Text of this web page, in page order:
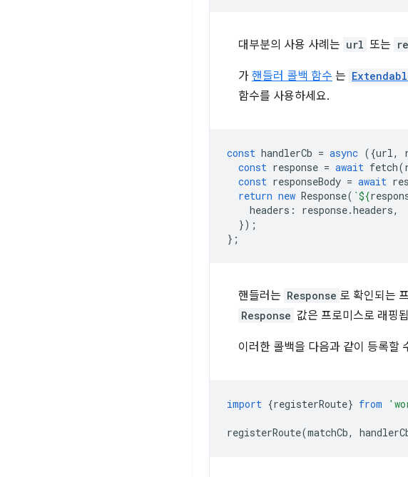
대부분의 사용 사례는 url 또는
가 핸들러 콜백 함수 는
함수를 사용하세요.
const handlerCb = async ({url,
const response = await fetch(
const responseBody = await
return new Response( `${
headers : response.headers,
});
};
핸들러는 Response 로 확인되는
Response 값은 프로미스로 래핑
이러한 콜백을 다음과 같이 등록할
import {registerRoute} from
registerRoute(matchCb,